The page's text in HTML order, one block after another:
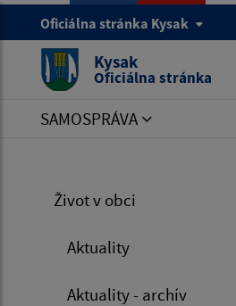
Oficiálna stránka Kysak
Kysak
Oficiálna stránka
SAMOSPRÁVA
Život v obci
Aktuality
Aktuality - archív